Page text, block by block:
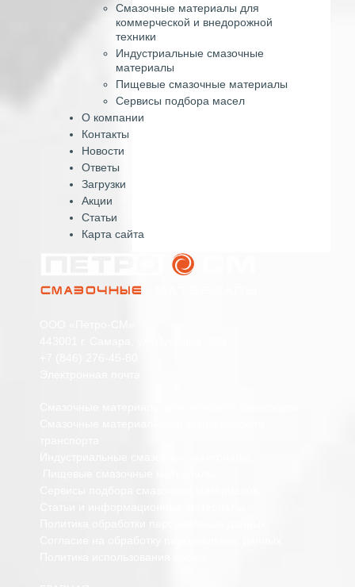
Смазочные материалы для
коммерческой и внедорожной
техники
Индустриальные смазочные
материалы
Пищевые смазочные материалы
Сервисы подбора масел
О компании
Контакты
Новости
Ответы
Загрузки
Акции
Статьи
Карта сайта